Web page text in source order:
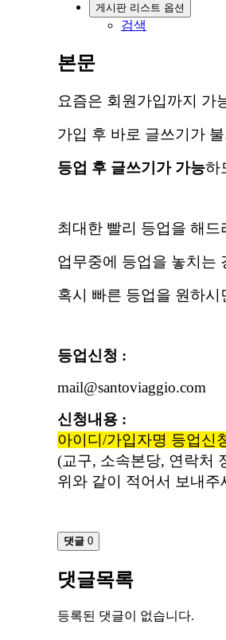
게시판 리스트 옵션
검색
본문
요즘은 회원가입까지 가
가입 후 바로 글쓰기가
등업 후 글쓰기가 가능하
최대한 빨리 등업을 해드
업무중에 등업을 놓치는
혹시 빠른 등업을 원하
등업신청 :
mail@santoviaggio.com
신청내용 :
아이디/가입자명 등업신
(교구, 소속본당, 연락처
위와 같이 적어서 보내주
댓글 0
댓글목록
등록된 댓글이 없습니다.